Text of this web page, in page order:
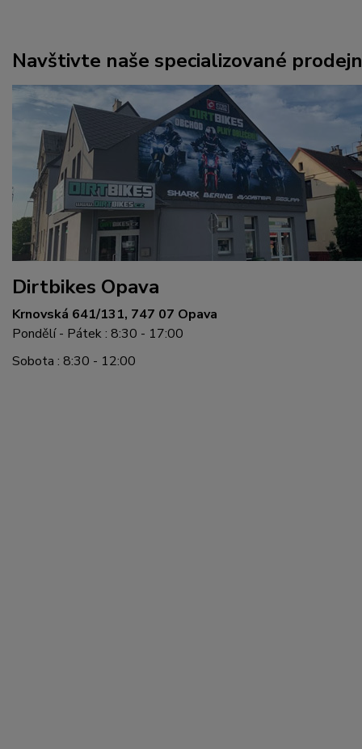
Navštivte naše specializované
Dirtbikes Opava
Krnovská 641/131, 747 07 Opava
Pondělí - Pátek : 8:30 - 17:00
Sobota : 8:30 - 12:00